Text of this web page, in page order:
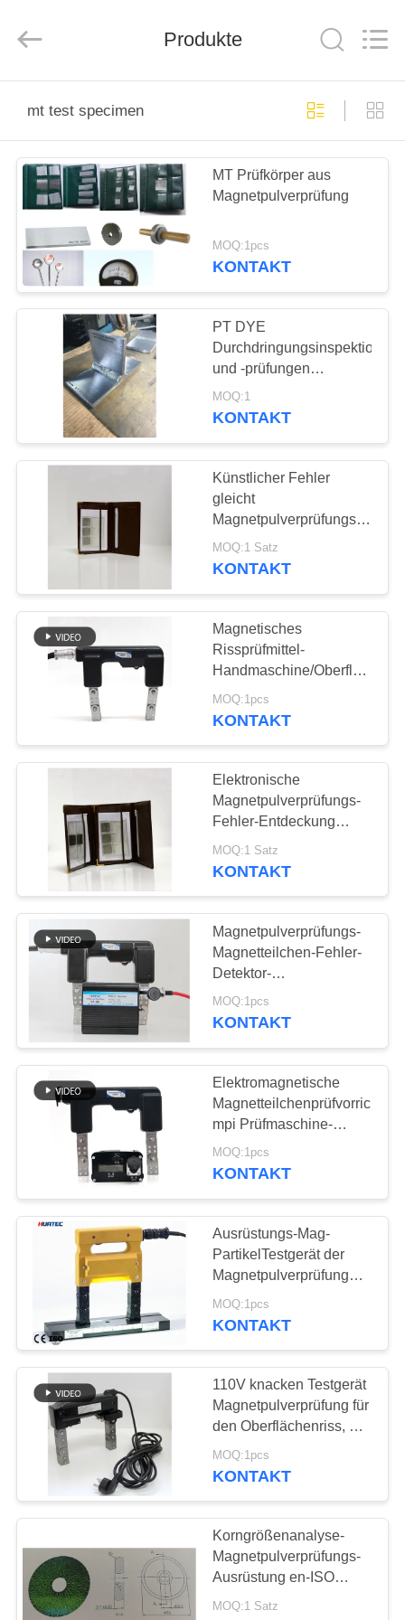
PRODUKTE
ÜBER
UNS
FABRIK-
AUSFLUG
QUALITÄTSKONTROLLE
TRETEN
SIE
VERBINDUNG
FORDERN
SIE EIN
ZITAT
SITEMAP
PRIVACY
POLICY
Rights
Produkte
mt test specimen
MT Prüfkörper aus
Magnetpulverprüfung
MOQ:1pcs
KONTAKT
PT DYE
und -prüfungen
Standardprüfproben-
Block-Kit
MOQ:1
KONTAKT
Künstlicher Fehler
gleicht
Magnetpulverprüfungs-
Magnetteilchen-Detektor
zerstörungsfreier
MOQ:1 Satz
KONTAKT
Magnetisches
Rissprüfmittel-
Handmaschine/
Prüfmaschine
MOQ:1pcs
KONTAKT
Elektronische
Magnetpulverprüfungs-
Fehler-Entdeckung
JB/T6065-04 ASME
SE7709
MOQ:1 Satz
KONTAKT
Magnetpulverprüfungs-
Magnetteilchen-Fehler-
Detektor-
Magnetpulverprüfungs-
Magnetteilchen-Fehler-
MOQ:1pcs
KONTAKT
Elektromagnetische
mpi Prüfmaschine-
des Jochs
MOQ:1pcs
KONTAKT
Ausrüstungs-Mag-
PartikelTestgerät der
Magnetpulverprüfung
Magnaflux
MOQ:1pcs
KONTAKT
110V knacken Testgerät
Magnetpulverprüfung für
den Oberflächenriss, der
HCDX-230 prüft
MOQ:1pcs
KONTAKT
Korngrößenanalyse-
Magnetpulverprüfungs-
Ausrüstung en-ISO
9934-2
MOQ:1 Satz